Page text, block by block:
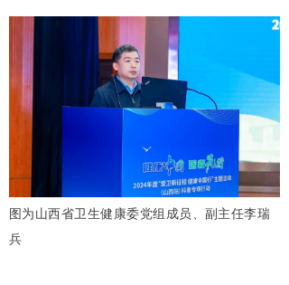
图为山西省卫生健康委党组成员、副主任李瑞
兵